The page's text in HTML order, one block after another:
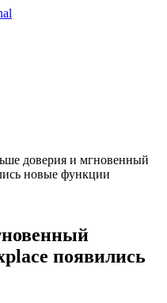
доверия и мгновенный
новые функции
появились